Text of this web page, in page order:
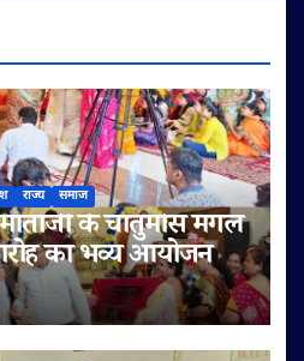
राज्य समाज
के चातुर्मास मंगल
का भव्य आयोजन